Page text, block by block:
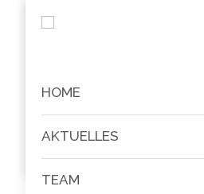
HOME
AKTUELLES
TEAM